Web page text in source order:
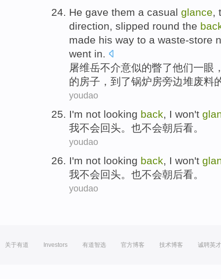
He gave them a casual glance,
direction, slipped round the
made his way to a waste-store
went in.
屠维岳不介意似的瞥了他们一眼
的房子 ，到了锅炉房旁边堆废料
youdao
I'm not looking back, I won't
我不会回头。 也不会朝后看。
youdao
I'm not looking back, I won't
我不会回头。 也不会朝后看。
youdao
关于有道 Investors 有道智选 官方博客 技术博客 诚聘英才